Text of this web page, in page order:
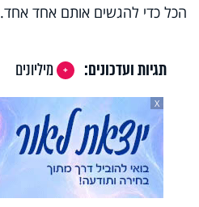
הכל כדי להגשים אותם אחד אחד.
תגיות ועדכונים: מיליונים
X